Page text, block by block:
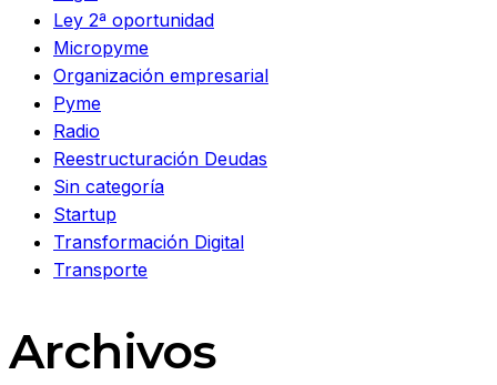
Ley 2ª oportunidad
Micropyme
Organización empresarial
Pyme
Radio
Reestructuración Deudas
Sin categoría
Startup
Transformación Digital
Transporte
Archivos